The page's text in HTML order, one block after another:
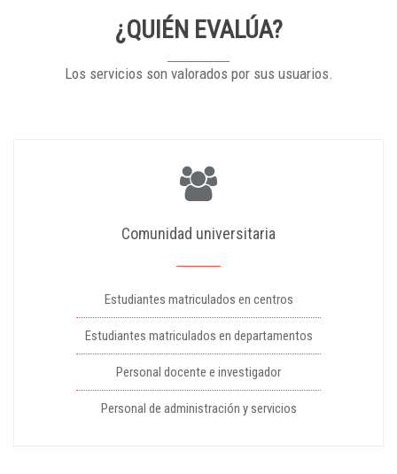
¿QUIÉN EVALÚA?
Los servicios son valorados por sus usuarios.
Comunidad universitaria
Estudiantes matriculados en centros
Estudiantes matriculados en departamentos
Personal docente e investigador
Personal de administración y servicios